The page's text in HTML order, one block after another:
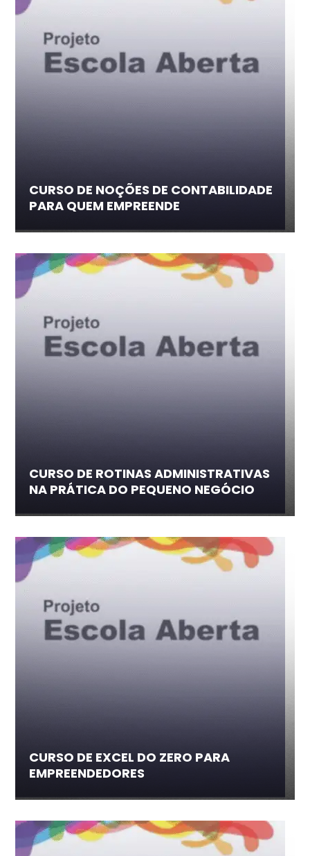
CURSO DE NOÇÕES DE CONTABILIDADE
PARA QUEM EMPREENDE
CURSO DE ROTINAS ADMINISTRATIVAS
NA PRÁTICA DO PEQUENO NEGÓCIO
CURSO DE EXCEL DO ZERO PARA
EMPREENDEDORES